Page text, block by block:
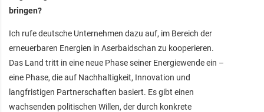
bringen?
Ich rufe deutsche Unternehmen dazu auf, im Bereich der
erneuerbaren Energien in Aserbaidschan zu kooperieren.
Das Land tritt in eine neue Phase seiner Energiewende ein –
eine Phase, die auf Nachhaltigkeit, Innovation und
langfristigen Partnerschaften basiert. Es gibt einen
wachsenden politischen Willen, der durch konkrete